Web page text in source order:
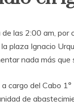
las 2:00 am,
plaza Ignacio
nada más que
cargo del Cabo
de